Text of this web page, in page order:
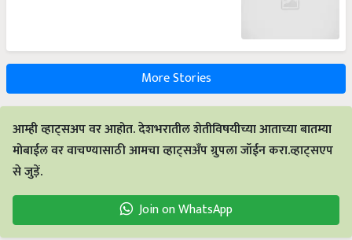
More Stories
आम्ही व्हाट्सअप वर आहोत. देशभरातील शेतीविषयीच्या आताच्या बातम्या
मोबाईल वर वाचण्यासाठी आमचा व्हाट्सअँप ग्रुपला जॉईन करा.व्हाट्सएप
से जुड़ें.
Join on WhatsApp